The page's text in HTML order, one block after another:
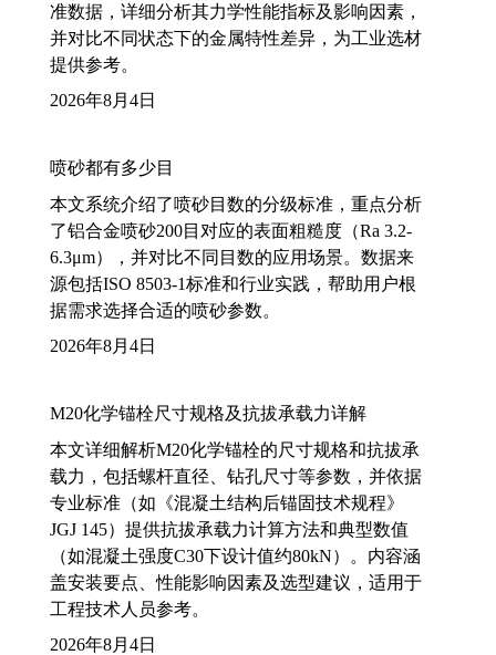
准数据，详细分析其力学性能指标及影响因素，
并对比不同状态下的金属特性差异，为工业选材
提供参考。
2026年8月4日
喷砂都有多少目
本文系统介绍了喷砂目数的分级标准，重点分析
了铝合金喷砂200目对应的表面粗糙度（Ra 3.2-
6.3μm），并对比不同目数的应用场景。数据来
源包括ISO 8503-1标准和行业实践，帮助用户根
据需求选择合适的喷砂参数。
2026年8月4日
M20化学锚栓尺寸规格及抗拔承载力详解
本文详细解析M20化学锚栓的尺寸规格和抗拔承
载力，包括螺杆直径、钻孔尺寸等参数，并依据
专业标准（如《混凝土结构后锚固技术规程》
JGJ 145）提供抗拔承载力计算方法和典型数值
（如混凝土强度C30下设计值约80kN）。内容涵
盖安装要点、性能影响因素及选型建议，适用于
工程技术人员参考。
2026年8月4日